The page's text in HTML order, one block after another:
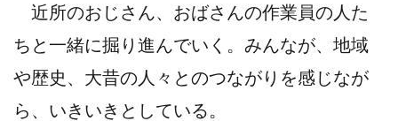
近所のおじさん、おばさんの作業員の人た
ちと一緒に掘り進んでいく。みんなが、地域
や歴史、大昔の人々とのつながりを感じなが
ら、いきいきとしている。